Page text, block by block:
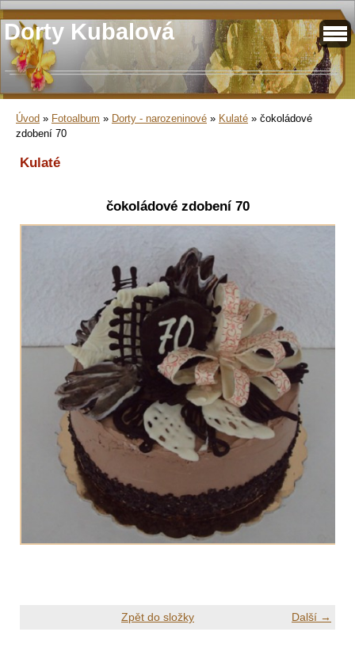
Dorty Kubalová
Úvod » Fotoalbum » Dorty - narozeninové » Kulaté » čokoládové
zdobení 70
Kulaté
čokoládové zdobení 70
Další →
Zpět do složky